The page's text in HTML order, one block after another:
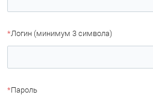
*Логин (минимум 3 символа)
*Пароль